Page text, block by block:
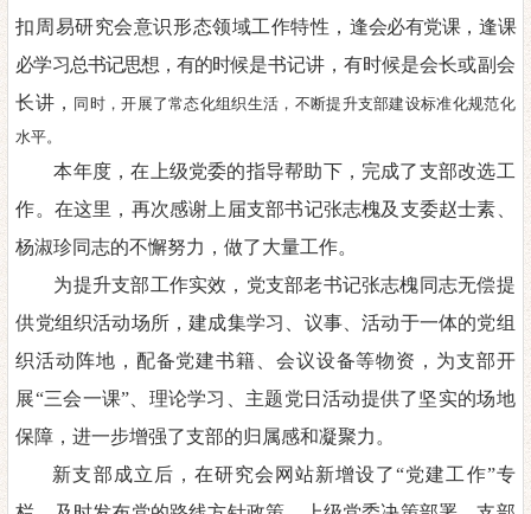
扣周易研究会意识形态领域工作特性 ，逢会必有党课，逢课
必学习总书记思想， 有的时候是书记讲，有时候是会长或副会
长讲， 同时，开展了常态化组织生活，不断提升支部建设标准化规范化
水平。
本年度，在 上级党委的指导帮助下，完成了支部改选工
作。在这里，再次感谢上届支部书记张志槐及支委赵士素、
杨淑珍同志的不懈努力，做了大量工作。
为提升支部工作实效，党支部老书记张志槐同志无偿提
供党组织活动场所，建成集学习、议事、活动于一体的党组
织活动阵地，配备党建书籍、会议设备等物资，为支部开
展“三会一课”、 理论学习、主题党日活动提供了坚实的场地
保障，进一步增强了支部的归属感和凝聚力。
新支部成立后 ， 在研究会网站新增设了“党建工作”专